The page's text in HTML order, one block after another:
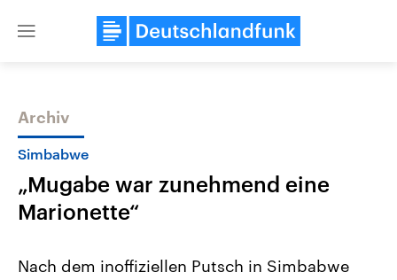
Close
Themen
Archiv
Simbabwe
„Mugabe war zunehmend eine
Marionette“
Nach dem inoffiziellen Putsch in Simbabwe